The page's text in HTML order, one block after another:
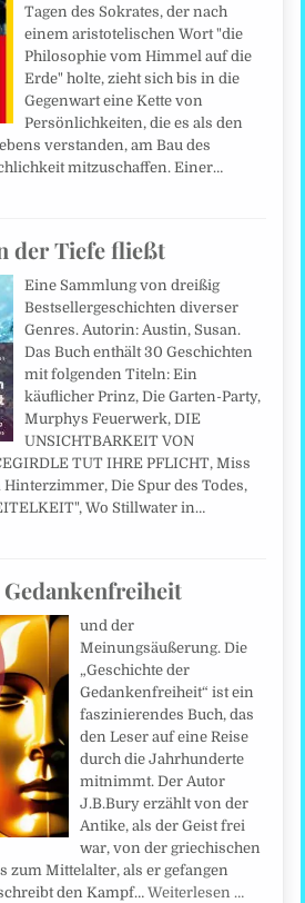
Tagen des Sokrates, der nach
einem aristotelischen Wort "die
Philosophie vom Himmel auf die
Erde" holte, zieht sich bis in die
Gegenwart eine Kette von
Persönlichkeiten, die es als den
verstanden, am Bau des
mitzuschaffen. Einer…
der Tiefe fließt
Eine Sammlung von dreißig
Bestsellergeschichten diverser
Genres. Autorin: Austin, Susan.
Das Buch enthält 30 Geschichten
mit folgenden Titeln: Ein
käuflicher Prinz, Die Garten-Party,
Murphys Feuerwerk, DIE
UNSICHTBARKEIT VON
TUT IHRE PFLICHT, Miss
Die Spur des Todes,
Wo Stillwater in…
und der
Meinungsäußerung. Die
„Geschichte der
Gedankenfreiheit“ ist ein
faszinierendes Buch, das
den Leser auf eine Reise
durch die Jahrhunderte
mitnimmt. Der Autor
J.B.Bury erzählt von der
Antike, als der Geist frei
war, von der griechischen
zum Mittelalter, als er gefangen
den Kampf…Weiterlesen …